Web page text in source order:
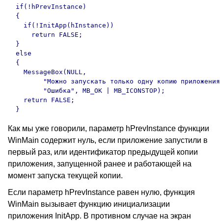
  if(!hPrevInstance)
  {
    if(!InitApp(hInstance))
      return FALSE;
  }
  else
  {
    MessageBox(NULL,
"Можно запускать только одну копию
         "Ошибка", MB_OK | MB_ICONSTOP);
    return FALSE;
  }
Как мы уже говорили, параметр hPrevInstance функции
WinMain содержит нуль, если приложение запустили в
первый раз, или идентификатор предыдущей копии
приложения, запущенной ранее и работающей на
момент запуска текущей копии.
Если параметр hPrevInstance равен нулю, функция
WinMain вызывает функцию инициализации
приложения InitApp. В противном случае на экран